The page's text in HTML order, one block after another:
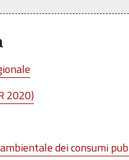
2020)
dei consumi